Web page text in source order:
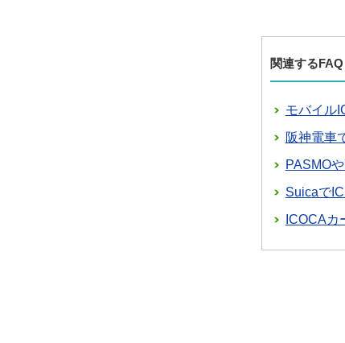
関連するFAQ
モバイル
阪神電車
PASMO
Suicaで
ICOCAカ